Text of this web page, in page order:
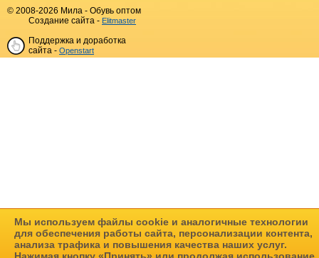
© 2008-2026 Мила - Обувь оптом
Создание сайта - Elitmaster
Поддержка и доработка
сайта - Openstart
Мы используем файлы cookie и аналогичные технологии
для обеспечения работы сайта, персонализации контента,
анализа трафика и повышения качества наших услуг.